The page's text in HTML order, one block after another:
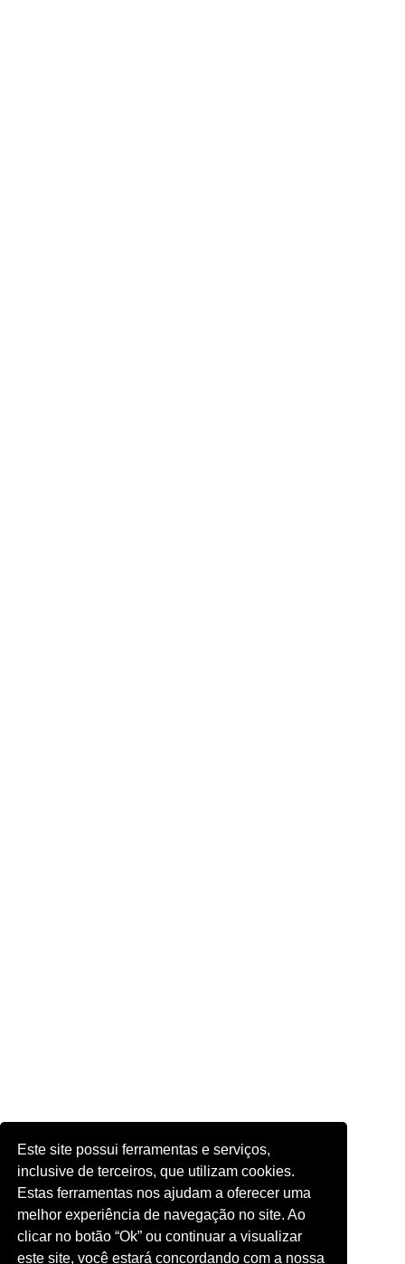
Este site possui ferramentas e serviços,
inclusive de terceiros, que utilizam cookies.
Estas ferramentas nos ajudam a oferecer uma
melhor experiência de navegação no site. Ao
clicar no botão “Ok” ou continuar a visualizar
este site, você estará concordando com a nossa